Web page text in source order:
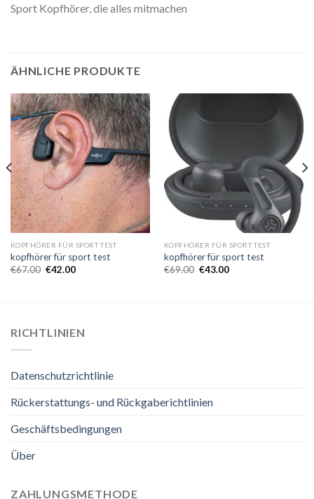
Sport Kopfhörer, die alles mitmachen
ÄHNLICHE PRODUKTE
KOPFHÖRER FÜR SPORT TEST
kopfhörer für sport test
€67.00 €42.00
KOPFHÖRER FÜR SPORT TEST
kopfhörer für sport test
€69.00 €43.00
RICHTLINIEN
Datenschutzrichtlinie
Rückerstattungs- und Rückgaberichtlinien
Geschäftsbedingungen
Über
ZAHLUNGSMETHODE